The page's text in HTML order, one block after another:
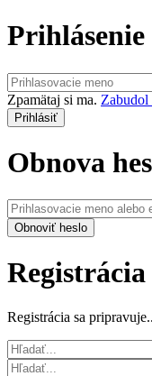
Prihlásenie
Zpamätaj si ma. Zabudol
Obnova
Registrácia
Registrácia sa